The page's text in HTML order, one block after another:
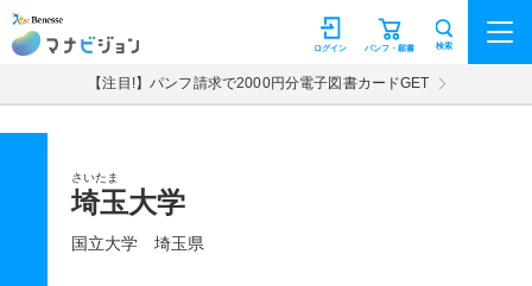
マナビジョン パンフ・願書
ログイン 検索
【注目!】パンフ請求で2000円分電子図書カードGET
さいたま
埼玉大学
国立大学 埼玉県